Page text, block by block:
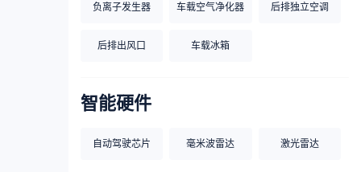
负离子发生器 车载空气净化器 后排独立空调
后排出风口 车载冰箱
智能硬件
自动驾驶芯片 毫米波雷达 激光雷达